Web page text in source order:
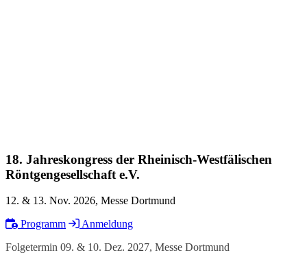
18. Jahreskongress der Rheinisch-Westfälischen
Röntgengesellschaft e.V.
12. & 13. Nov. 2026, Messe Dortmund
Programm
Anmeldung
Folgetermin 09. & 10. Dez. 2027, Messe Dortmund